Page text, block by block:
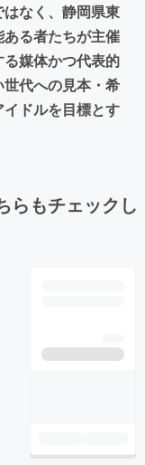
なく、静岡県東
る者たちが主催
媒体かつ代表的
代への見本・希
ドルを目標とす
らもチェックし